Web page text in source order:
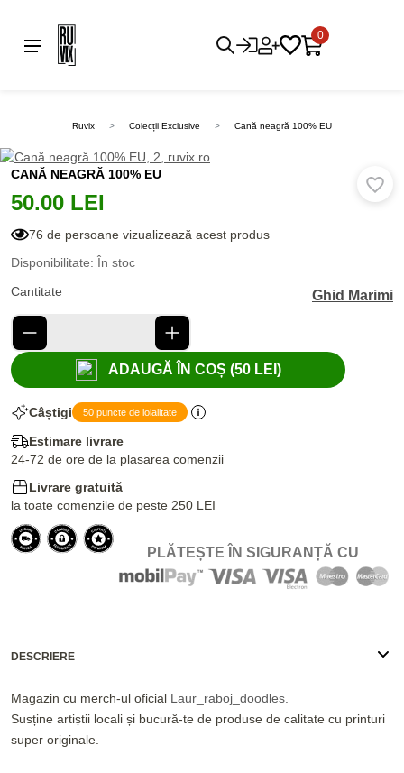
0
Ruvix Colecții Exclusive Cană neagră 100% EU
CANĂ NEAGRĂ 100% EU
50.00 LEI
76 de persoane vizualizează acest produs
Disponibilitate: În stoc
Cantitate
Ghid Marimi
ADAUGĂ ÎN COȘ (50 LEI)
Câștigi 50 puncte de loialitate
Estimare livrare
24-72 de ore de la plasarea comenzii
Livrare gratuită
la toate comenzile de peste 250 LEI
PLĂTEȘTE ÎN SIGURANȚĂ CU
DESCRIERE
Magazin cu merch-ul oficial Laur_raboj_doodles.
Susține artiștii locali și bucură-te de produse de calitate cu printuri
super originale.